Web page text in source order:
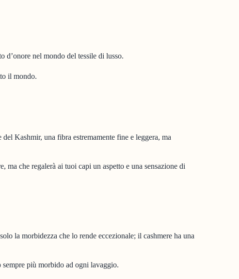
d’onore nel mondo del tessile di lusso.
il mondo.
Kashmir, una fibra estremamente fine e leggera, ma
che regalerà ai tuoi capi un aspetto e una sensazione di
la morbidezza che lo rende eccezionale; il cashmere ha una
più morbido ad ogni lavaggio.